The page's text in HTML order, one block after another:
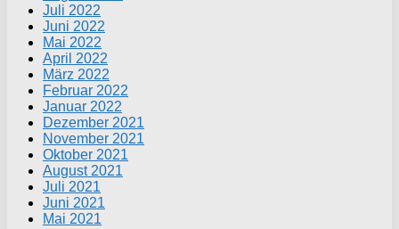
Juli 2022
Juni 2022
Mai 2022
April 2022
März 2022
Februar 2022
Januar 2022
Dezember 2021
November 2021
Oktober 2021
August 2021
Juli 2021
Juni 2021
Mai 2021